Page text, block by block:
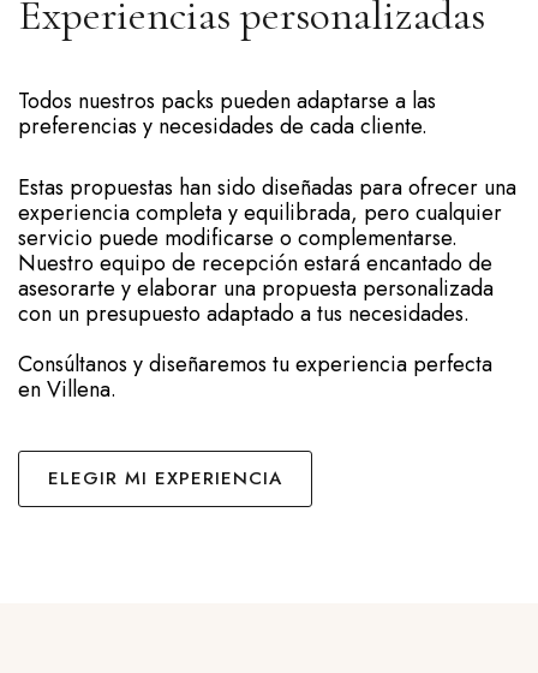
Experiencias personalizadas
Todos nuestros packs pueden adaptarse a las
preferencias y necesidades de cada cliente.
Estas propuestas han sido diseñadas para ofrecer una
experiencia completa y equilibrada, pero cualquier
servicio puede modificarse o complementarse.
Nuestro equipo de recepción estará encantado de
asesorarte y elaborar una propuesta personalizada
con un presupuesto adaptado a tus necesidades.
Consúltanos y diseñaremos tu experiencia perfecta
en Villena.
ELEGIR MI EXPERIENCIA